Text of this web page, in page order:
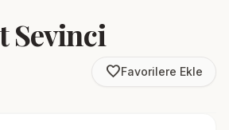
Sevinci
favorite_borderFavorilere Ekle